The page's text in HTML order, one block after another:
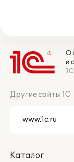
и
Другие сайты 1С
Каталог